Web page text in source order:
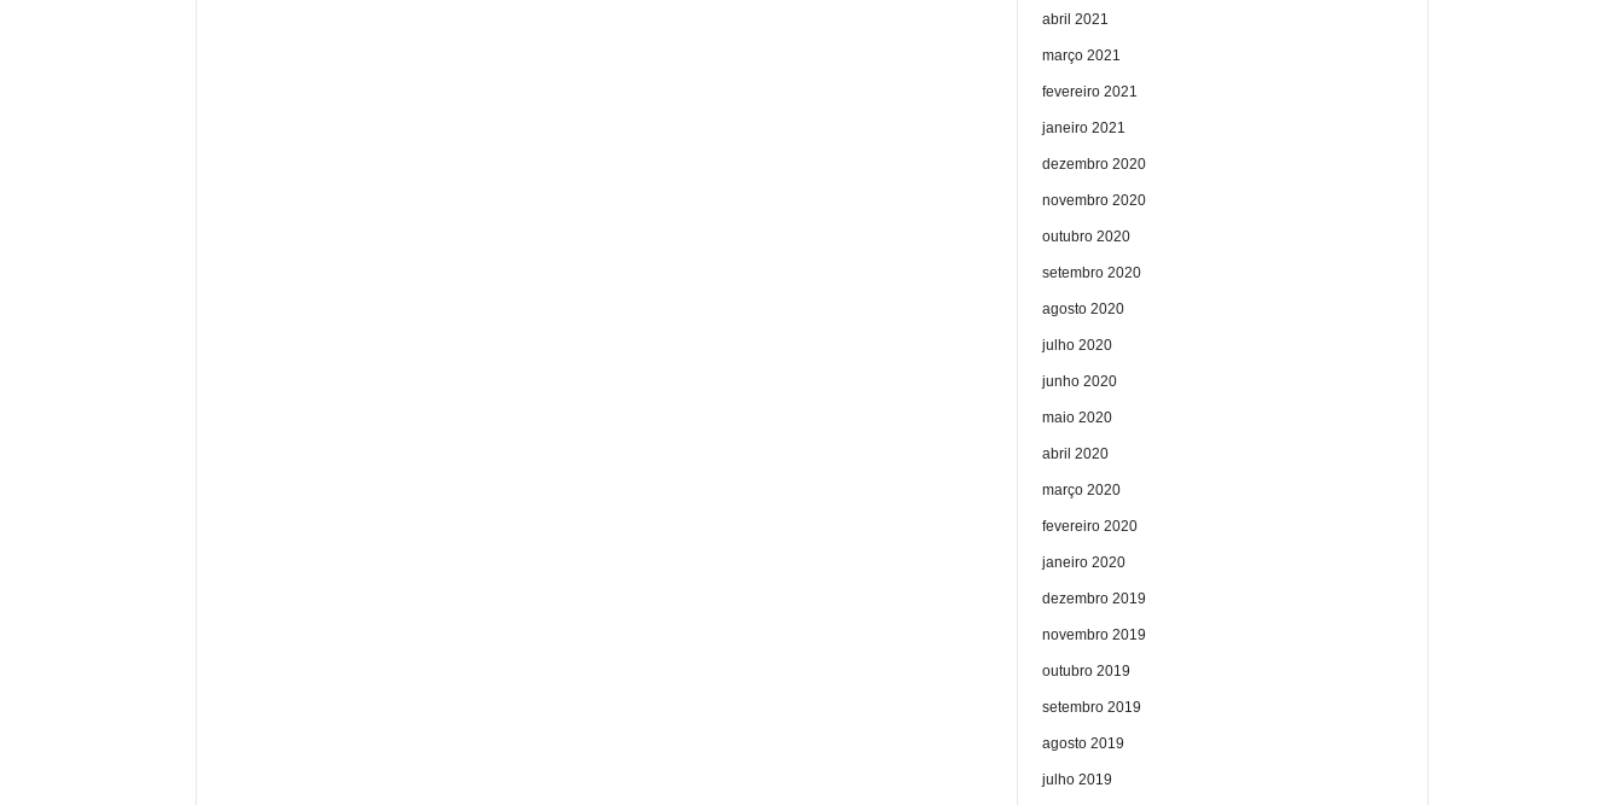
abril 2021
março 2021
fevereiro 2021
janeiro 2021
dezembro 2020
novembro 2020
outubro 2020
setembro 2020
agosto 2020
julho 2020
junho 2020
maio 2020
abril 2020
março 2020
fevereiro 2020
janeiro 2020
dezembro 2019
novembro 2019
outubro 2019
setembro 2019
agosto 2019
julho 2019